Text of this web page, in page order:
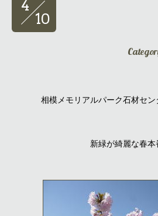
4
10
相模メモリアルパーク石材セン
新緑が綺麗な春本